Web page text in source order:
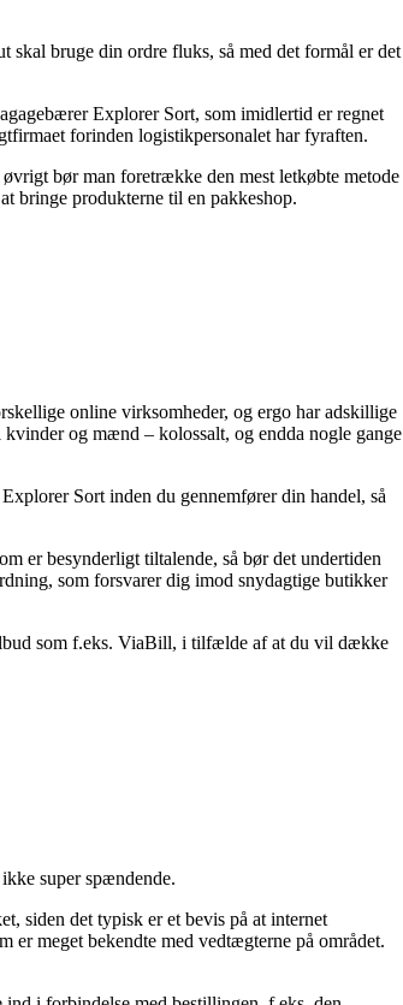
bruge din ordre fluks, så med det formål er det
Explorer Sort, som imidlertid er regnet
forinden logistikpersonalet har fyraften.
bør man foretrække den mest letkøbte metode
bringe produkterne til en pakkeshop.
online virksomheder, og ergo har adskillige
og mænd – kolossalt, og endda nogle gange
Sort inden du gennemfører din handel, så
er besynderligt tiltalende, så bør det undertiden
som forsvarer dig imod snydagtige butikker
som f.eks. ViaBill, i tilfælde af at du vil dække
super spændende.
siden det typisk er et bevis på at internet
er meget bekendte med vedtægterne på området.